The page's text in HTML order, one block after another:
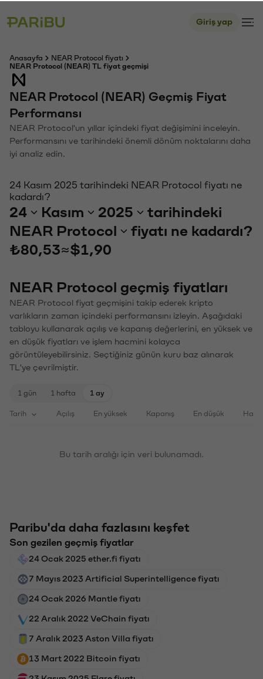
Giriş yap
Anasayfa
NEAR Protocol fiyatı
NEAR Protocol (NEAR) TL fiyat geçmişi
NEAR Protocol (NEAR) Geçmiş Fiyat
Performansı
NEAR Protocol'un yıllar içindeki fiyat değişimini inceleyin.
Performansını ve tarihindeki önemli dönüm noktalarını daha
iyi analiz edin.
24 Kasım 2025 tarihindeki NEAR Protocol fiyatı ne
kadardı?
24 Kasım 2025
tarihindeki
NEAR Protocol
fiyatı ne kadardı?
₺80,53≈$1,90
NEAR Protocol geçmiş fiyatları
NEAR Protocol fiyat geçmişini takip ederek kripto
varlıkların zaman içindeki performansını izleyin. Aşağıdaki
tabloyu kullanarak açılış ve kapanış değerlerini, en yüksek ve
en düşük fiyatları ve işlem hacmini kolayca
görüntüleyebilirsiniz. Seçtiğiniz günün kuru baz alınarak
TL'ye çevrilmiştir.
1 gün 1 hafta 1 ay
Tarih Açılış En yüksek Kapanış En düşük
Bu tarih aralığı için veri bulunamadı.
Paribu'da daha fazlasını keşfet
Son gezilen geçmiş fiyatlar
24 Ocak 2025 ether.fi fiyatı
7 Mayıs 2023 Artificial Superintelligence fiyatı
24 Ocak 2026 Mantle fiyatı
22 Aralık 2022 VeChain fiyatı
7 Aralık 2023 Aston Villa fiyatı
13 Mart 2022 Bitcoin fiyatı